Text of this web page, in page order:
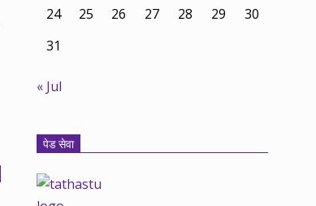
24
25 26 27 28 29
30
31
« Jul
पेड सेवा